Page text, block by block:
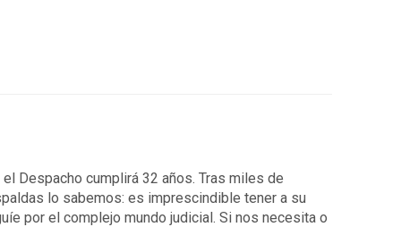
Despacho cumplirá 32 años. Tras miles de
lo sabemos: es imprescindible tener a su
por el complejo mundo judicial. Si nos necesita o